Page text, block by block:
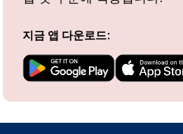
device supports eSIM
to request an eSIM activation.
you can enjoy the benefits
지금 앱 다운로드:
회원가입
초 만에 새로 만드세요.